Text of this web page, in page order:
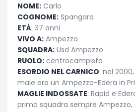
NOME: Carlo
COGNOME: Spangaro
ETÀ: 37 anni
VIVO A: Ampezzo
SQUADRA: Usd Ampezzo
RUOLO: centrocampista
ESORDIO NEL CARNICO: nel
male era un Ampezzo-Edera in
MAGLIE INDOSSATE: Rapid e
prima squadra sempre